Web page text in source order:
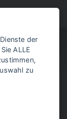
der
ALLE
zu